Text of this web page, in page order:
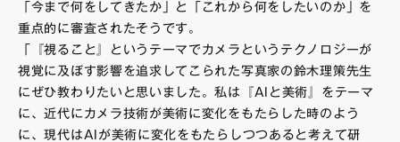
「今まで何をしてきたか」と「これから何をしたいのか」を
重点的に審査されたそうです。
「『視ること』というテーマでカメラというテクノロジーが
視覚に及ぼす影響を追求してこられた写真家の鈴木理策先生
にぜひ教わりたいと思いました。私は『AIと美術』をテーマ
に、近代にカメラ技術が美術に変化をもたらした時のよう
に、現代はAIが美術に変化をもたらしつつあると考えて研